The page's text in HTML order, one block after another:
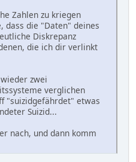
Zahlen zu kriegen
dass die "Daten" deines
Diskrepanz
die ich dir verlinkt
zwei
verglichen
"suizidgefährdet" etwas
Suizid...
nach, und dann komm